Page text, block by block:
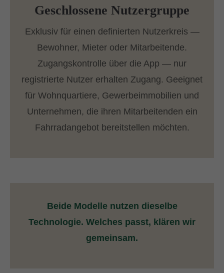
Geschlossene Nutzergruppe
Exklusiv für einen definierten Nutzerkreis —
Bewohner, Mieter oder Mitarbeitende.
Zugangskontrolle über die App — nur
registrierte Nutzer erhalten Zugang. Geeignet
für Wohnquartiere, Gewerbeimmobilien und
Unternehmen, die ihren Mitarbeitenden ein
Fahrradangebot bereitstellen möchten.
Beide Modelle nutzen dieselbe
Technologie. Welches passt, klären wir
gemeinsam.